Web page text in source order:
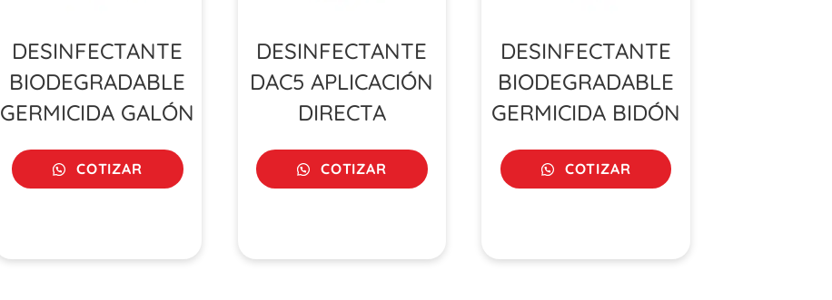
DESINFECTANTE
BIODEGRADABLE
GERMICIDA GALÓN
COTIZAR
DESINFECTANTE
DAC5 APLICACIÓN
DIRECTA
COTIZAR
DESINFECTANTE
BIODEGRADABLE
GERMICIDA BIDÓN
COTIZAR